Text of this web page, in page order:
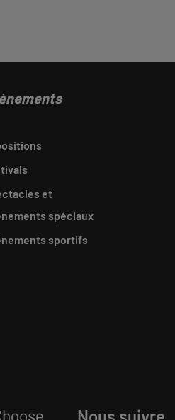
et
spéciaux
sportifs
Nous suivre